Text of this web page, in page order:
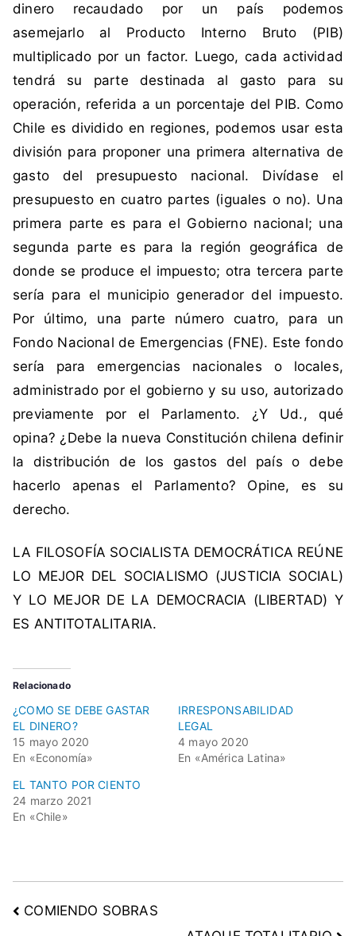
e
s
t
o
N
u
e
v
C
o
n
s
t
u
c
i
ó
P
I
,
p
r
s
p
u
e
s
t
n
a
a
dinero recaudado por un país podemos
asemejarlo al Producto Interno Bruto (PIB)
multiplicado por un factor. Luego, cada actividad
tendrá su parte destinada al gasto para su
operación, referida a un porcentaje del PIB. Como
Chile es dividido en regiones, podemos usar esta
división para proponer una primera alternativa de
gasto del presupuesto nacional. Divídase el
presupuesto en cuatro partes (iguales o no). Una
primera parte es para el Gobierno nacional; una
segunda parte es para la región geográfica de
donde se produce el impuesto; otra tercera parte
sería para el municipio generador del impuesto.
Por último, una parte número cuatro, para un
Fondo Nacional de Emergencias (FNE). Este fondo
sería para emergencias nacionales o locales,
administrado por el gobierno y su uso, autorizado
previamente por el Parlamento. ¿Y Ud., qué
opina? ¿Debe la nueva Constitución chilena definir
la distribución de los gastos del país o debe
hacerlo apenas el Parlamento? Opine, es su
derecho.
LA FILOSOFÍA SOCIALISTA DEMOCRÁTICA REÚNE
LO MEJOR DEL SOCIALISMO (JUSTICIA SOCIAL)
Y LO MEJOR DE LA DEMOCRACIA (LIBERTAD) Y
ES ANTITOTALITARIA.
Relacionado
¿COMO SE DEBE GASTAR
EL DINERO?
15 mayo 2020
En «Economía»
IRRESPONSABILIDAD
LEGAL
4 mayo 2020
En «América Latina»
EL TANTO POR CIENTO
24 marzo 2021
En «Chile»
COMIENDO SOBRAS